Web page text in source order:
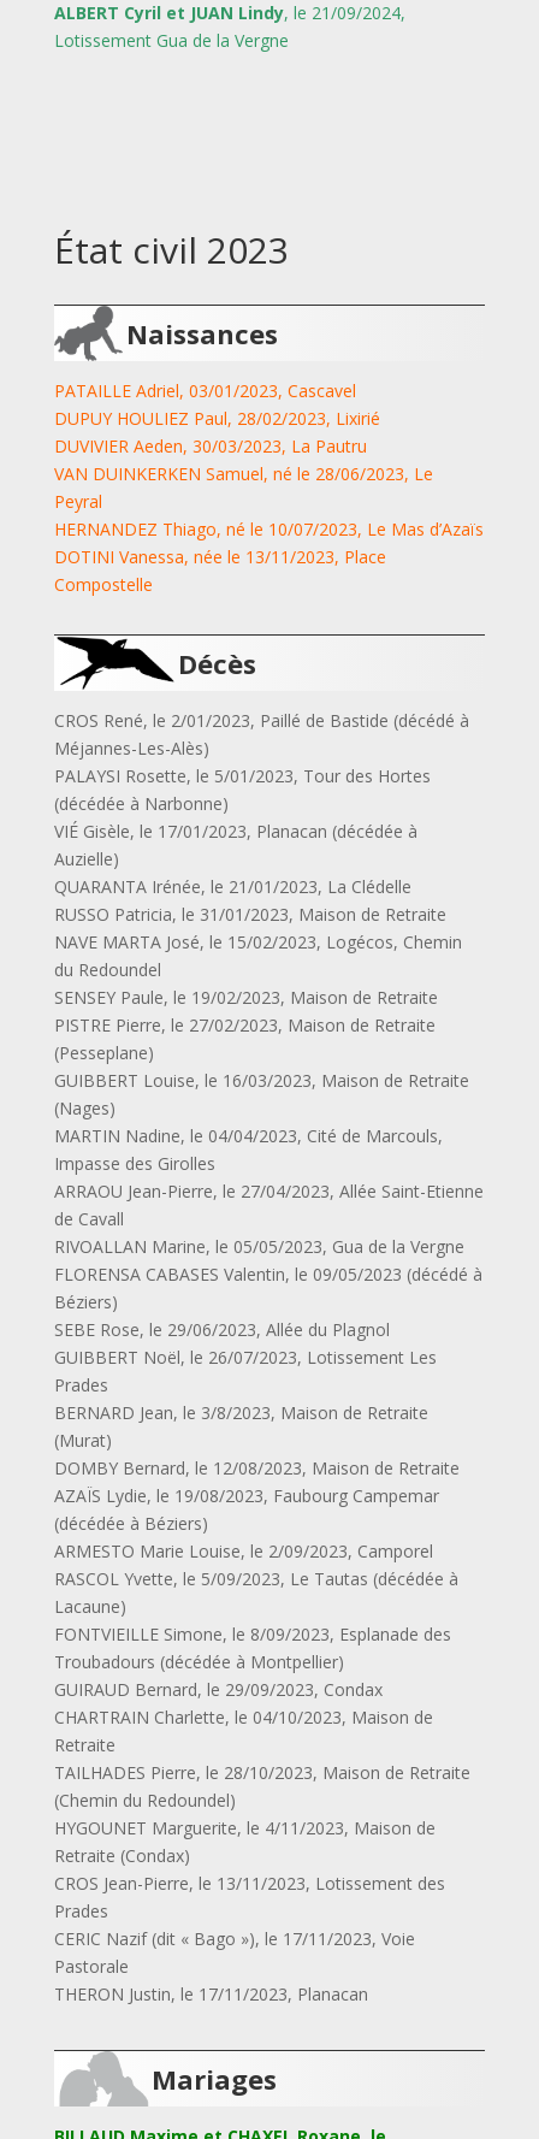
ALBERT Cyril et JUAN Lindy, le 21/09/2024,
Lotissement Gua de la Vergne
État civil 2023
Naissances
PATAILLE Adriel, 03/01/2023, Cascavel
DUPUY HOULIEZ Paul, 28/02/2023, Lixirié
DUVIVIER Aeden, 30/03/2023, La Pautru
VAN DUINKERKEN Samuel, né le 28/06/2023, Le
Peyral
HERNANDEZ Thiago, né le 10/07/2023, Le Mas d’Azaïs
DOTINI Vanessa, née le 13/11/2023, Place
Compostelle
Décès
CROS René, le 2/01/2023, Paillé de Bastide (décédé à
Méjannes-Les-Alès)
PALAYSI Rosette, le 5/01/2023, Tour des Hortes
(décédée à Narbonne)
VIÉ Gisèle, le 17/01/2023, Planacan (décédée à
Auzielle)
QUARANTA Irénée, le 21/01/2023, La Clédelle
RUSSO Patricia, le 31/01/2023, Maison de Retraite
NAVE MARTA José, le 15/02/2023, Logécos, Chemin
du Redoundel
SENSEY Paule, le 19/02/2023, Maison de Retraite
PISTRE Pierre, le 27/02/2023, Maison de Retraite
(Pesseplane)
GUIBBERT Louise, le 16/03/2023, Maison de Retraite
(Nages)
MARTIN Nadine, le 04/04/2023, Cité de Marcouls,
Impasse des Girolles
ARRAOU Jean-Pierre, le 27/04/2023, Allée Saint-Etienne
de Cavall
RIVOALLAN Marine, le 05/05/2023, Gua de la Vergne
FLORENSA CABASES Valentin, le 09/05/2023 (décédé à
Béziers)
SEBE Rose, le 29/06/2023, Allée du Plagnol
GUIBBERT Noël, le 26/07/2023, Lotissement Les
Prades
BERNARD Jean, le 3/8/2023, Maison de Retraite
(Murat)
DOMBY Bernard, le 12/08/2023, Maison de Retraite
AZAÏS Lydie, le 19/08/2023, Faubourg Campemar
(décédée à Béziers)
ARMESTO Marie Louise, le 2/09/2023, Camporel
RASCOL Yvette, le 5/09/2023, Le Tautas (décédée à
Lacaune)
FONTVIEILLE Simone, le 8/09/2023, Esplanade des
Troubadours (décédée à Montpellier)
GUIRAUD Bernard, le 29/09/2023, Condax
CHARTRAIN Charlette, le 04/10/2023, Maison de
Retraite
TAILHADES Pierre, le 28/10/2023, Maison de Retraite
(Chemin du Redoundel)
HYGOUNET Marguerite, le 4/11/2023, Maison de
Retraite (Condax)
CROS Jean-Pierre, le 13/11/2023, Lotissement des
Prades
CERIC Nazif (dit « Bago »), le 17/11/2023, Voie
Pastorale
THERON Justin, le 17/11/2023, Planacan
Mariages